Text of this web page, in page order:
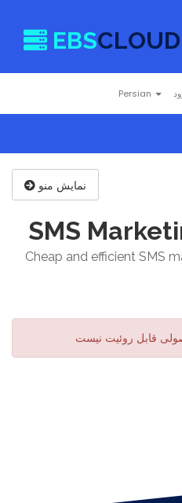
EBSCLOUD
Persian
نمایش منو
SMS
Cheap and efficient SMS
قابل روئیت نیست